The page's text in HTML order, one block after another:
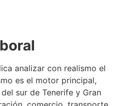
analizar con realismo el
es el motor principal,
sur de Tenerife y Gran